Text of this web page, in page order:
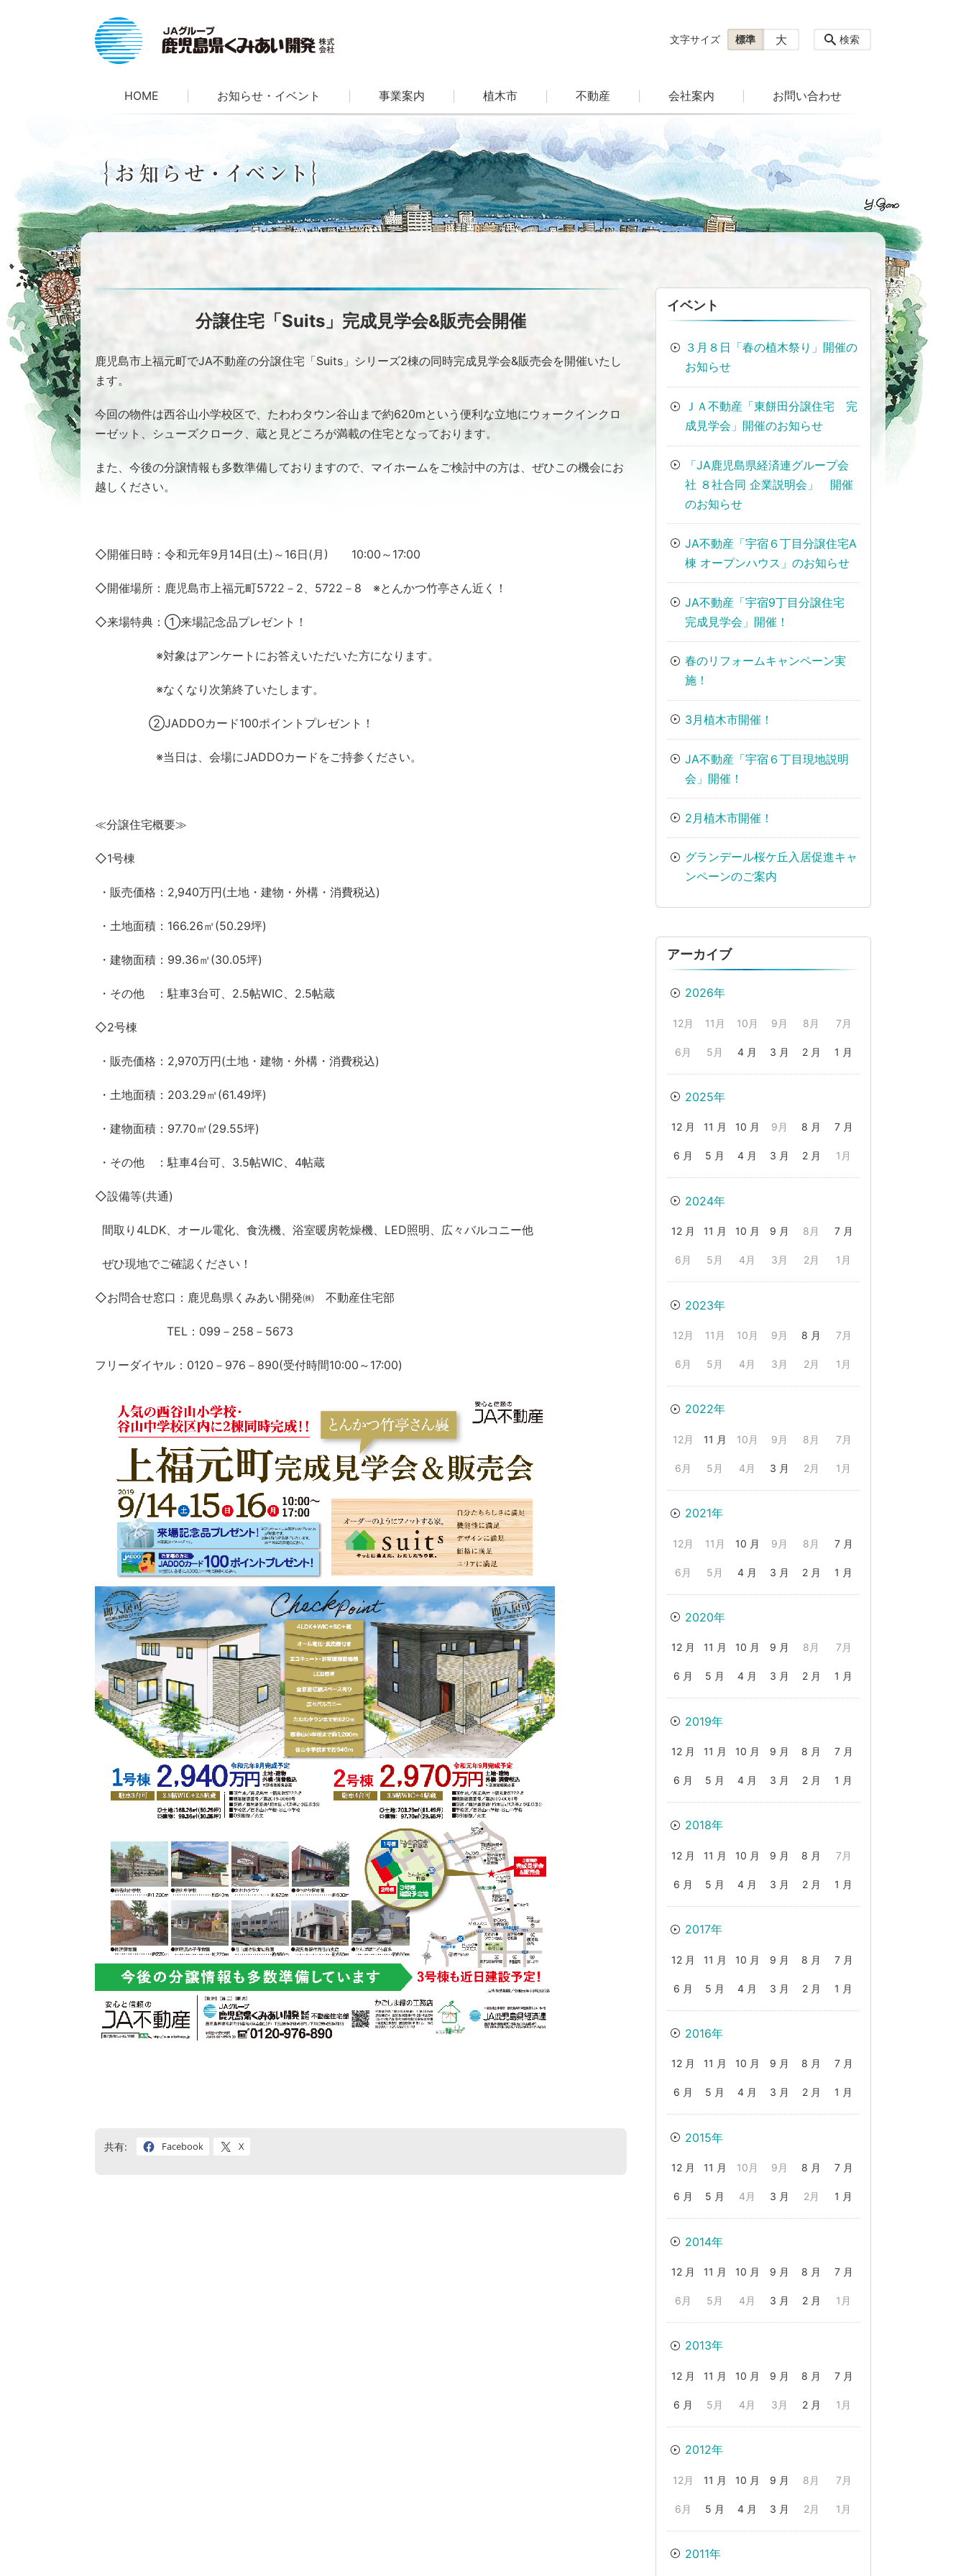
HOME お知らせ・イベント 事業案内 植木市 不動産 会社案内 お問い合わせ
検索
文字サイズ 標準 大
分譲住宅「Suits」完成見学会&販売会開催
鹿児島市上福元町でJA不動産の分譲住宅「Suits」シリーズ2棟の同時完成見学会&販売会を開催いたし
ます。
今回の物件は西谷山小学校区で、たわわタウン谷山まで約620mという便利な立地にウォークインクロ
ーゼット、シューズクローク、蔵と見どころが満載の住宅となっております。
また、今後の分譲情報も多数準備しておりますので、マイホームをご検討中の方は、ぜひこの機会にお
越しください。
◇開催日時：令和元年9月14日(土)～16日(月) 10:00～17:00
◇開催場所：鹿児島市上福元町5722－2、5722－8 ※とんかつ竹亭さん近く！
◇来場特典：①来場記念品プレゼント！
※対象はアンケートにお答えいただいた方になります。
※なくなり次第終了いたします。
②JADDOカード100ポイントプレゼント！
※当日は、会場にJADDOカードをご持参ください。
≪分譲住宅概要≫
◇1号棟
・販売価格：2,940万円(土地・建物・外構・消費税込)
・土地面積：166.26㎡(50.29坪)
・建物面積：99.36㎡(30.05坪)
・その他 ：駐車3台可、2.5帖WIC、2.5帖蔵
◇2号棟
・販売価格：2,970万円(土地・建物・外構・消費税込)
・土地面積：203.29㎡(61.49坪)
・建物面積：97.70㎡(29.55坪)
・その他 ：駐車4台可、3.5帖WIC、4帖蔵
◇設備等(共通)
間取り4LDK、オール電化、食洗機、浴室暖房乾燥機、LED照明、広々バルコニー他
ぜひ現地でご確認ください！
◇お問合せ窓口：鹿児島県くみあい開発㈱ 不動産住宅部
TEL：099－258－5673
フリーダイヤル：0120－976－890(受付時間10:00～17:00)
共有: Facebook X
イベント
３月８日「春の植木祭り」開催の
お知らせ
ＪＡ不動産「東餅田分譲住宅 完
成見学会」開催のお知らせ
「JA鹿児島県経済連グループ会
社 ８社合同 企業説明会」 開催
のお知らせ
JA不動産「宇宿６丁目分譲住宅A
棟 オープンハウス」のお知らせ
JA不動産「宇宿9丁目分譲住宅
完成見学会」開催！
春のリフォームキャンペーン実
施！
3月植木市開催！
JA不動産「宇宿６丁目現地説明
会」開催！
2月植木市開催！
グランデール桜ケ丘入居促進キャ
ンペーンのご案内
アーカイブ
2026年
12月 11月 10月 9月 8月 7月
6月 5月 4 月 3 月 2 月 1 月
2025年
12 月 11 月 10 月 9月 8 月 7 月
6 月 5 月 4 月 3 月 2 月 1月
2024年
12 月 11 月 10 月 9 月 8月 7 月
6月 5月 4月 3月 2月 1月
2023年
12月 11月 10月 9月 8 月 7月
6月 5月 4月 3月 2月 1月
2022年
12月 11 月 10月 9月 8月 7月
6月 5月 4月 3 月 2月 1月
2021年
12月 11月 10 月 9月 8月 7 月
6月 5月 4 月 3 月 2 月 1 月
2020年
12 月 11 月 10 月 9 月 8月 7月
6 月 5 月 4 月 3 月 2 月 1 月
2019年
12 月 11 月 10 月 9 月 8 月 7 月
6 月 5 月 4 月 3 月 2 月 1 月
2018年
12 月 11 月 10 月 9 月 8 月 7月
6 月 5 月 4 月 3 月 2 月 1 月
2017年
12 月 11 月 10 月 9 月 8 月 7 月
6 月 5 月 4 月 3 月 2 月 1 月
2016年
12 月 11 月 10 月 9 月 8 月 7 月
6 月 5 月 4 月 3 月 2 月 1 月
2015年
12 月 11 月 10月 9月 8 月 7 月
6 月 5 月 4月 3 月 2月 1 月
2014年
12 月 11 月 10 月 9 月 8 月 7 月
6月 5月 4月 3 月 2 月 1月
2013年
12 月 11 月 10 月 9 月 8 月 7 月
6 月 5月 4月 3月 2 月 1月
2012年
12月 11 月 10 月 9 月 8月 7月
6月 5 月 4 月 3 月 2月 1月
2011年